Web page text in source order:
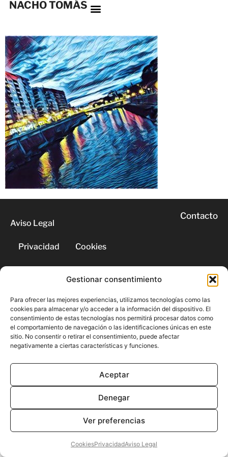
Gestionar consentimiento
Para ofrecer las mejores experiencias, utilizamos tecnologías como las
cookies para almacenar y/o acceder a la información del dispositivo. El
consentimiento de estas tecnologías nos permitirá procesar datos como
el comportamiento de navegación o las identificaciones únicas en este
sitio. No consentir o retirar el consentimiento, puede afectar
negativamente a ciertas características y funciones.
Aceptar
Denegar
Ver preferencias
CookiesPrivacidadAviso Legal
NACHO TOMÁS
Aviso Legal
Privacidad Cookies
Contacto
© 2026 | Todos los derechos